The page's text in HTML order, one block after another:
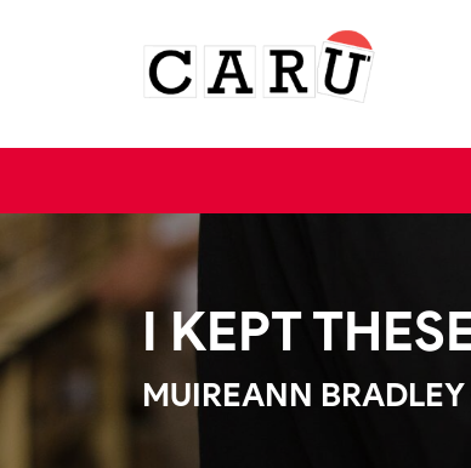
I KEPT
MUIREANN BRADLEY